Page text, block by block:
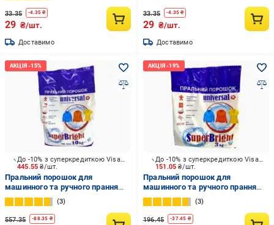
33.35 -4.35 ₴
29 ₴/шт.
Доставимо
33.35 -4.35₴
29 ₴/шт.
Доставимо
445.55₴/шт.
До -10% з суперкредиткою Visa Вигода
Пральний порошок для
машинного та ручного прання
SuperBright 10 кг
3
557.35 -88.35 ₴
151.05₴/шт.
До -10% з суперкредиткою Visa Вигода
Пральний порошок для
машинного та ручного прання
SuperBright універсальний 3 кг
3
196.45 -37.45 ₴